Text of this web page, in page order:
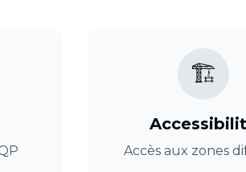
🏗️
Accès aux zones